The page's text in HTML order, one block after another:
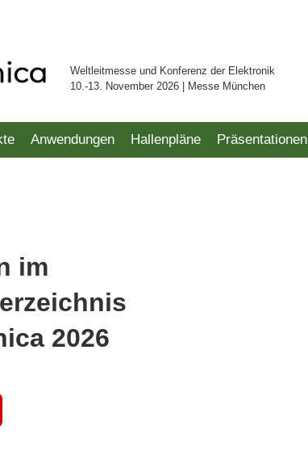
Weltleitmesse und Konferenz der Elektronik
10.-13. November 2026 | Messe München
Anwendungen Hallenpläne Präsentationen
im
2026